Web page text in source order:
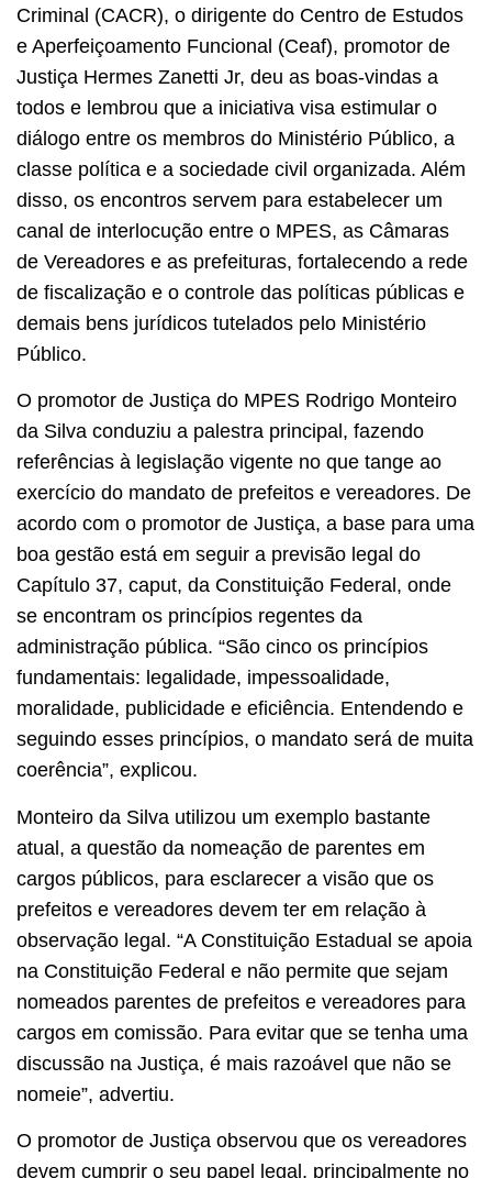
Criminal (CACR), o dirigente do Centro de Estudos
e Aperfeiçoamento Funcional (Ceaf), promotor de
Justiça Hermes Zanetti Jr, deu as boas-vindas a
todos e lembrou que a iniciativa visa estimular o
diálogo entre os membros do Ministério Público, a
classe política e a sociedade civil organizada. Além
disso, os encontros servem para estabelecer um
canal de interlocução entre o MPES, as Câmaras
de Vereadores e as prefeituras, fortalecendo a rede
de fiscalização e o controle das políticas públicas e
demais bens jurídicos tutelados pelo Ministério
Público.
O promotor de Justiça do MPES Rodrigo Monteiro
da Silva conduziu a palestra principal, fazendo
referências à legislação vigente no que tange ao
exercício do mandato de prefeitos e vereadores. De
acordo com o promotor de Justiça, a base para uma
boa gestão está em seguir a previsão legal do
Capítulo 37, caput, da Constituição Federal, onde
se encontram os princípios regentes da
administração pública. “São cinco os princípios
fundamentais: legalidade, impessoalidade,
moralidade, publicidade e eficiência. Entendendo e
seguindo esses princípios, o mandato será de muita
coerência”, explicou.
Monteiro da Silva utilizou um exemplo bastante
atual, a questão da nomeação de parentes em
cargos públicos, para esclarecer a visão que os
prefeitos e vereadores devem ter em relação à
observação legal. “A Constituição Estadual se apoia
na Constituição Federal e não permite que sejam
nomeados parentes de prefeitos e vereadores para
cargos em comissão. Para evitar que se tenha uma
discussão na Justiça, é mais razoável que não se
nomeie”, advertiu.
O promotor de Justiça observou que os vereadores
devem cumprir o seu papel legal, principalmente no